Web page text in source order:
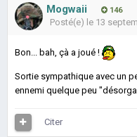
Mogwaii 146
Posté(e) le 13
Bon... bah, çà a joué !
Sortie sympathique avec un
ennemi quelque peu
Citer